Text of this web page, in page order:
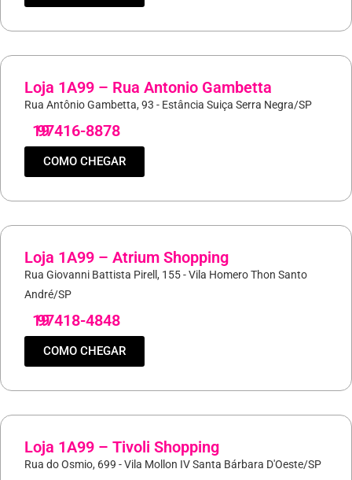
Loja 1A99 – Rua Antonio Gambetta
Rua Antônio Gambetta, 93 - Estância Suiça Serra Negra/SP
19
97416-8878
COMO CHEGAR
Loja 1A99 – Atrium Shopping
Rua Giovanni Battista Pirell, 155 - Vila Homero Thon Santo
André/SP
19
97418-4848
COMO CHEGAR
Loja 1A99 – Tivoli Shopping
Rua do Osmio, 699 - Vila Mollon IV Santa Bárbara D'Oeste/SP